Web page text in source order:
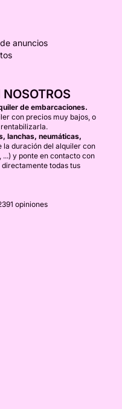
anuncios
de embarcaciones.
con precios muy bajos, o
lanchas, neumáticas,
la duración del alquiler con
y ponte en contacto con
todas tus
opiniones